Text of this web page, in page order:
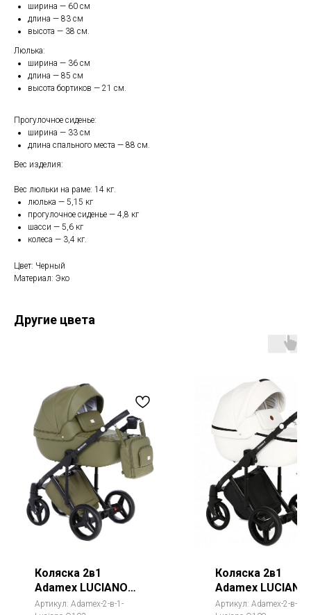
ширина — 60 см
длина — 83 см
высота — 38 см.
Люлька:
ширина — 36 см
длина — 85 см
высота бортиков — 21 см.
Прогулочное сиденье:
ширина — 33 см
длина спального места — 88 см.
Вес изделия:
Вес люльки на раме: 14 кг.
люлька — 5,15 кг
прогулочное сиденье — 4,8 кг
шасси — 5,6 кг
колеса — 3,4 кг.
Цвет: Черный
Материал: Эко
Другие цвета
Коляска 2в1
Adamex LUCIANO
Deluxe (Лучиано
Артикул: Adamex-2-в-1-
Коляска 2в1
Adamex LUCIANO
Deluxe (Лучиано
Артикул: Adamex-2-в-1-